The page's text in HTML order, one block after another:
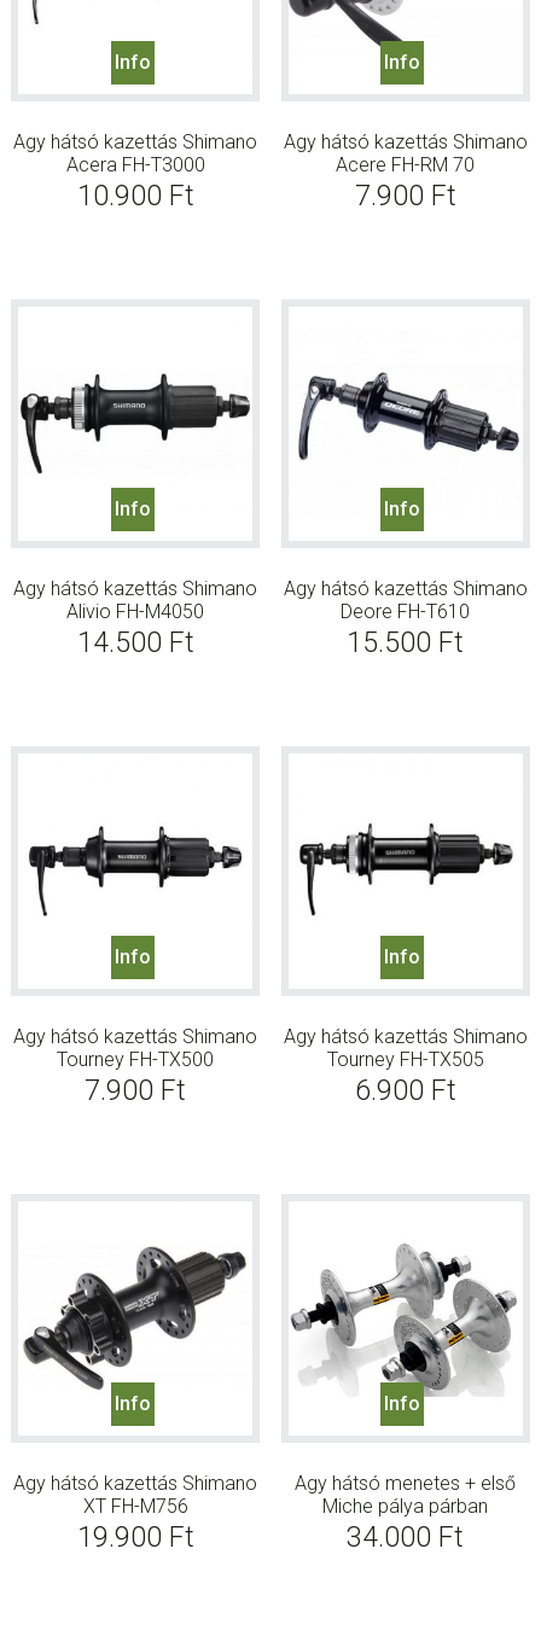
Info
Agy hátsó kazettás Shimano
Acera FH-T3000
10.900 Ft
Info
Agy hátsó kazettás Shimano
Acere FH-RM 70
7.900 Ft
Info
Agy hátsó kazettás Shimano
Alivio FH-M4050
14.500 Ft
Info
Agy hátsó kazettás Shimano
Deore FH-T610
15.500 Ft
Info
Agy hátsó kazettás Shimano
Tourney FH-TX500
7.900 Ft
Info
Agy hátsó kazettás Shimano
Tourney FH-TX505
6.900 Ft
Info
Agy hátsó kazettás Shimano
XT FH-M756
19.900 Ft
Info
Agy hátsó menetes + első
Miche pálya párban
34.000 Ft